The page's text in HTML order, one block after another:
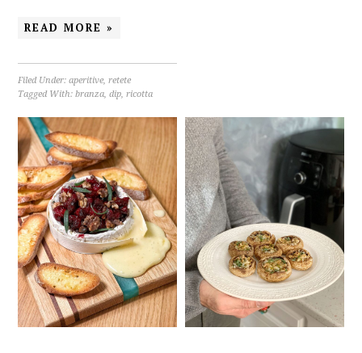
READ MORE »
Filed Under:aperitive,retete
Tagged With:branza,dip,ricotta